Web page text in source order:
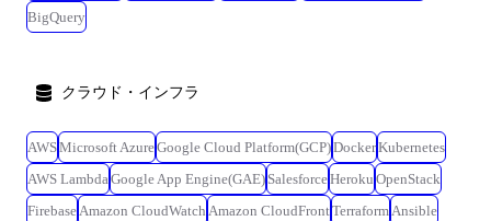
BigQuery
クラウド・インフラ
AWSMicrosoft AzureGoogle Cloud Platform(GCP)DockerKubernetes
AWS LambdaGoogle App Engine(GAE) SalesforceHeroku OpenStack
FirebaseAmazon CloudWatch Amazon CloudFrontTerraformAnsible